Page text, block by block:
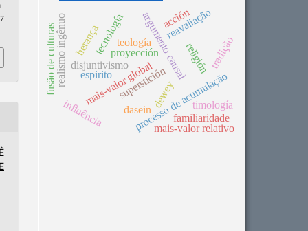
argumento causal
superstición
proyección
processo de acumulação
mais-valor global
mais-valor relativo
disjuntivismo religión
realismo ingênuo tecnología
dewey
teología
espirito
influência familiaridade
dasein
herança reavaliação
tradição
fusão de culturas
timología
acción